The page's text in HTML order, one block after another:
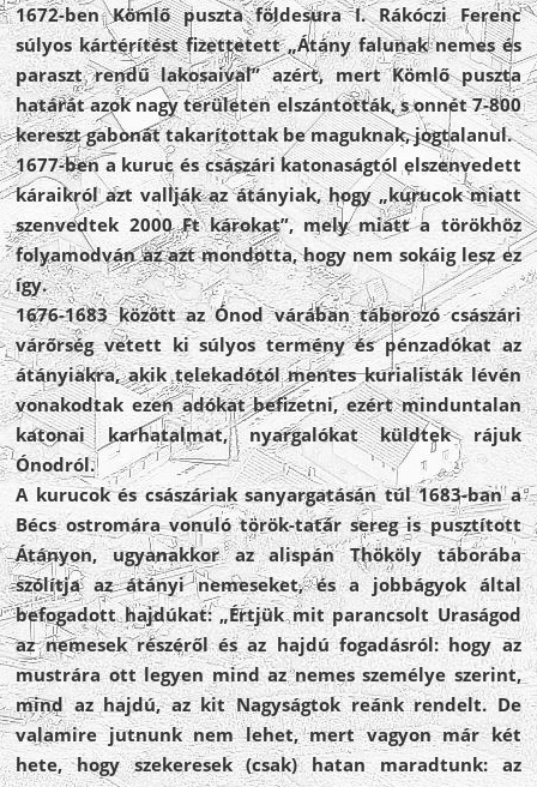
1672-ben Kömlő puszta földesura I. Rákóczi Ferenc
súlyos kártérítést fizettetett „Átány falunak nemes és
paraszt rendű lakosaival” azért, mert Kömlő puszta
határát azok nagy területen elszántották, s onnét 7-800
kereszt gabonát takarítottak be maguknak, jogtalanul.
1677-ben a kuruc és császári katonaságtól elszenvedett
káraikról azt vallják az átányiak, hogy „kurucok miatt
szenvedtek 2000 Ft károkat”, mely miatt a törökhöz
folyamodván az azt mondotta, hogy nem sokáig lesz ez
így.
1676-1683 között az Ónod várában táborozó császári
várőrség vetett ki súlyos termény és pénzadókat az
átányiakra, akik telekadótól mentes kurialisták lévén
vonakodtak ezen adókat befizetni, ezért minduntalan
katonai karhatalmat, nyargalókat küldtek rájuk
Ónodról.
A kurucok és császáriak sanyargatásán túl 1683-ban a
Bécs ostromára vonuló török-tatár sereg is pusztított
Átányon, ugyanakkor az alispán Thököly táborába
szólítja az átányi nemeseket, és a jobbágyok által
befogadott hajdúkat: „Értjük mit parancsolt Uraságod
az nemesek részéről és az hajdú fogadásról: hogy az
mustrára ott legyen mind az nemes személye szerint,
mind az hajdú, az kit Nagyságtok reánk rendelt. De
valamire jutnunk nem lehet, mert vagyon már két
hete, hogy szekeresek (csak) hatan maradtunk: az